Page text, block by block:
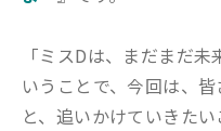
「ミスDは、まだまだ
いうことで、今回は、
と、追いかけていきたい